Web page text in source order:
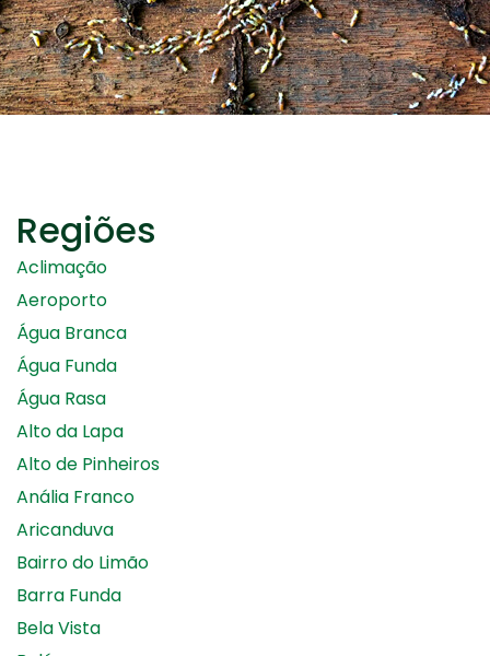
Regiões
Aclimação
Aeroporto
Água Branca
Água Funda
Água Rasa
Alto da Lapa
Alto de Pinheiros
Anália Franco
Aricanduva
Bairro do Limão
Barra Funda
Bela Vista